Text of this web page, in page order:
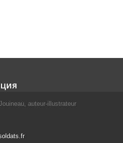
auteur-illustrateur